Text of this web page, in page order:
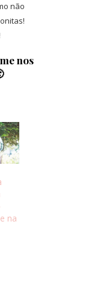
não
nos
na